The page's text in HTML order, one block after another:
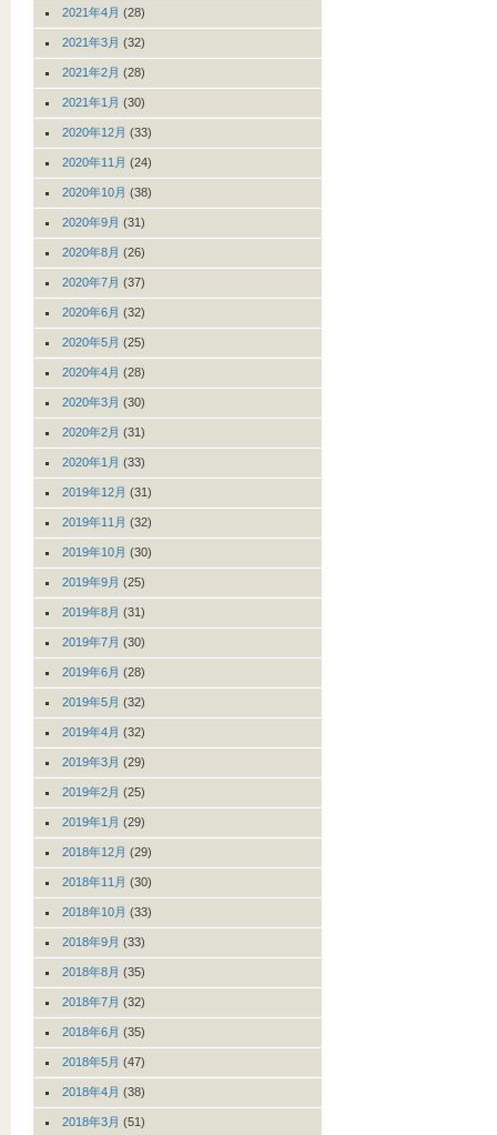
2021年4月 (28)
2021年3月 (32)
2021年2月 (28)
2021年1月 (30)
2020年12月 (33)
2020年11月 (24)
2020年10月 (38)
2020年9月 (31)
2020年8月 (26)
2020年7月 (37)
2020年6月 (32)
2020年5月 (25)
2020年4月 (28)
2020年3月 (30)
2020年2月 (31)
2020年1月 (33)
2019年12月 (31)
2019年11月 (32)
2019年10月 (30)
2019年9月 (25)
2019年8月 (31)
2019年7月 (30)
2019年6月 (28)
2019年5月 (32)
2019年4月 (32)
2019年3月 (29)
2019年2月 (25)
2019年1月 (29)
2018年12月 (29)
2018年11月 (30)
2018年10月 (33)
2018年9月 (33)
2018年8月 (35)
2018年7月 (32)
2018年6月 (35)
2018年5月 (47)
2018年4月 (38)
2018年3月 (51)